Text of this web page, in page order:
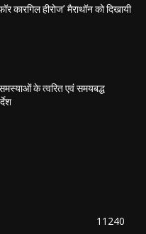
कारगिल हीरोज’ मैराथॉन को दिखायी
के त्वरित एवं समयबद्ध
11240